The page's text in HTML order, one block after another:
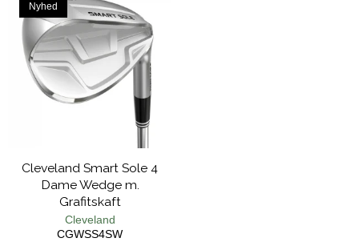
Nyhed
Cleveland Smart Sole 4
Dame Wedge m.
Grafitskaft
Cleveland
CGWSS4SW